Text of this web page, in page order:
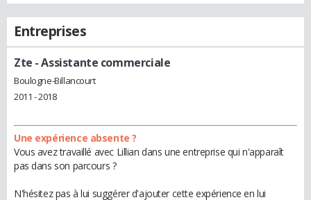
Entreprises
Zte - Assistante commerciale
Boulogne-Billancourt
2011 - 2018
Une expérience absente ?
Vous avez travaillé avec Lillian dans une entreprise qui n'apparaît
pas dans son parcours ?
N'hésitez pas à lui suggérer d'ajouter cette expérience en lui